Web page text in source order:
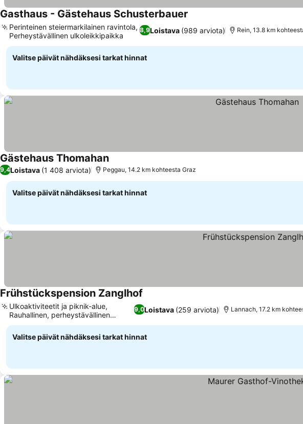
Gasthaus - Gästehaus Schusterbauer
8,9Loistava (989 arviota)
Perinteinen steiermarkilainen ravintola,
Perheystävällinen ulkoleikkipaikka
Rein, 13.8 km
Valitse päivät nähdäksesi tarkat hinnat
Gästehaus Thomahan
9,4Loistava (1 408 arviota) Peggau, 14.2 km kohteesta Graz
Valitse päivät nähdäksesi tarkat hinnat
Frühstückspension Zanglhof
9,0Loistava (259 arviota)
Ulkoaktiviteetit ja piknik-alue,
Rauhallinen, perheystävällinen
ilmapiiri
Lannach, 17.2 km
Valitse päivät nähdäksesi tarkat hinnat